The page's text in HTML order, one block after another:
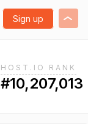
Sign up
HOST.IO RANK
#10,207,013